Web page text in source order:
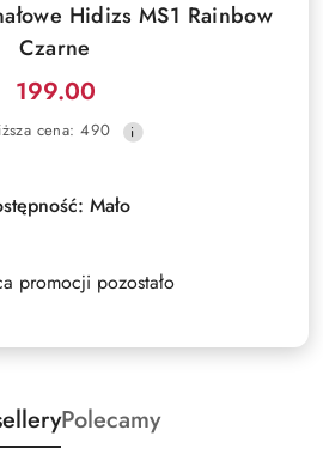
Hidizs MS1 Rainbow
Czarne
Cena
promocyjna:
199.00
cena: 490
Mało
promocji pozostało
Polecamy